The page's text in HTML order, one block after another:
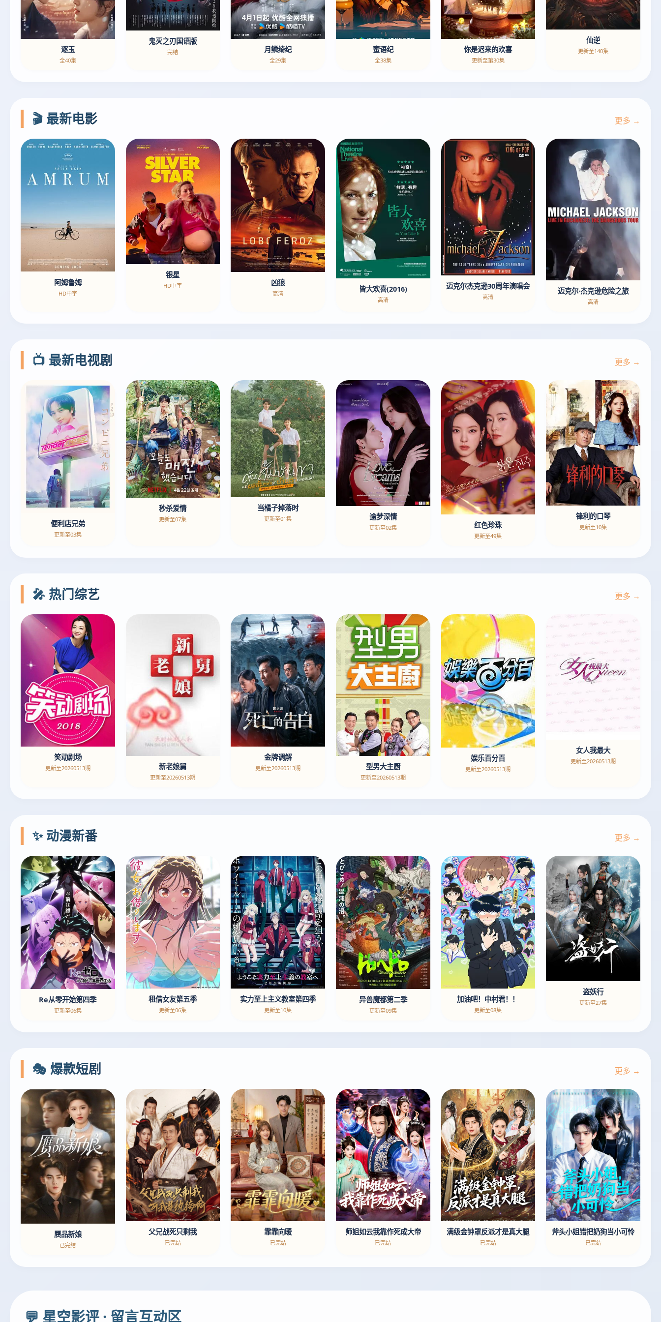
逐玉
全40集
鬼灭之刃国语版
完结 月鳞绮纪
全29集
蜜语纪
全38集
你是迟来的欢喜
更新至第30集
仙逆
更新至140集
🎬 最新电影 更多 →
阿姆鲁姆
HD中字
银星
HD中字 凶狼
高清 皆大欢喜(2016)
高清
迈克尔杰克逊30周年演唱会
高清
迈克尔·杰克逊危险之旅
高清
📺 最新电视剧 更多 →
便利店兄弟
更新至03集
秒杀爱情
更新至07集
当橘子掉落时
更新至01集 逾梦深情
更新至02集 红色珍珠
更新至49集
锋利的口琴
更新至10集
🎤 热门综艺 更多 →
笑动剧场
更新至20260513期 新老娘舅
更新至20260513期
金牌调解
更新至20260513期 型男大主厨
更新至20260513期
娱乐百分百
更新至20260513期
女人我最大
更新至20260513期
✨ 动漫新番 更多 →
Re从零开始第四季
更新至06集
租借女友第五季
更新至06集
实力至上主义教室第四季
更新至10集
异兽魔都第二季
更新至09集
加油吧！中村君！！
更新至08集
盗妖行
更新至27集
🎭 爆款短剧 更多 →
赝品新娘
已完结
父兄战死只剩我
已完结
霏霏向暖
已完结
师姐如云我靠作死成大帝
已完结
满级金钟罩反派才是真大腿
已完结
斧头小姐错把奶狗当小可怜
已完结
💬 星空影评 · 留言互动区